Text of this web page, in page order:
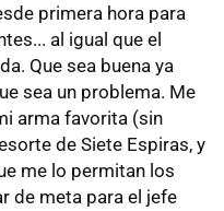
primera hora para
al igual que el
Que sea buena ya
sea un problema. Me
arma favorita (sin
de Siete Espiras, y
me lo permitan los
de meta para el jefe